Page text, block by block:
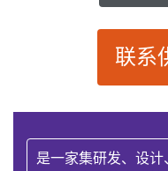
联系
是一家集研发、设